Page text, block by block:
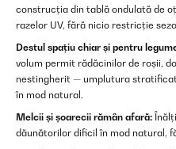
construcția din tablă ondulată de
razelor UV, fără nicio restricție
Destul spațiu chiar și pentru
volum permit rădăcinilor de roșii,
nestingherit — umplutura
în mod natural.
Melcii și șoarecii rămân afară:
dăunătorilor dificil în mod natural,